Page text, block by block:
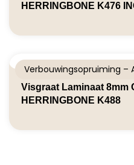
HERRINGBONE K476
Verbouwingsopruiming –
Visgraat Laminaat 8mm
HERRINGBONE K488